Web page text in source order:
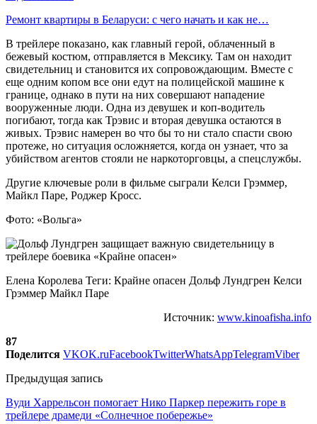
Ремонт квартиры в Беларуси: с чего начать и как не…
В трейлере показано, как главный герой, облаченный в
бежевый костюм, отправляется в Мексику. Там он находит
свидетельниц и становится их сопровождающим. Вместе с
еще одним копом все они едут на полицейской машине к
границе, однако в пути на них совершают нападение
вооруженные люди. Одна из девушек и коп-водитель
погибают, тогда как Трэвис и вторая девушка остаются в
живых. Трэвис намерен во что бы то ни стало спасти свою
протеже, но ситуация осложняется, когда он узнает, что за
убийством агентов стояли не наркоторговцы, а спецслужбы.
Другие ключевые роли в фильме сыграли Келси Грэммер,
Майкл Паре, Роджер Кросс.
Фото: «Вольга»
Елена Королева Теги: Крайне опасен Дольф Лундгрен Келси
Грэммер Майкл Паре
Источник: www.kinoafisha.info
87
Поделится VKOK.ruFacebookTwitterWhatsAppTelegramViber
Предыдущая запись
Вуди Харрельсон помогает Нико Паркер пережить горе в
трейлере драмеди «Солнечное побережье»